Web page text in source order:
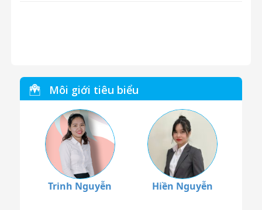
Môi giới tiêu biểu
Trinh Nguyễn Hiền Nguyễn